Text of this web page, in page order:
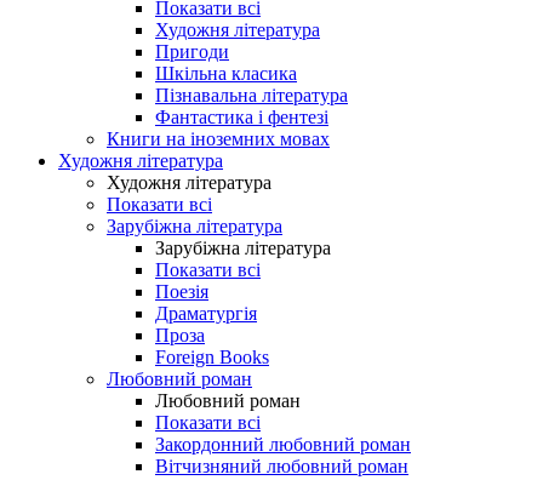
Показати всі
Художня література
Пригоди
Шкільна класика
Пізнавальна література
Фантастика і фентезі
Книги на іноземних мовах
Художня література
Художня література
Показати всі
Зарубіжна література
Зарубіжна література
Показати всі
Поезія
Драматургія
Проза
Foreign Books
Любовний роман
Любовний роман
Показати всі
Закордонний любовний роман
Вітчизняний любовний роман